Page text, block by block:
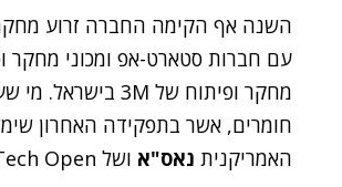
השנה אף הקימה החברה זרוע מחקר
עם חברות סטארט-אפ ומכוני
מחקר ופיתוח של 3M בישראל. מי שעומדת בראש הזרוע היא ד"ר
חומרים, אשר בתפקידה האחרון
האמריקנית נאס"א ושל Clean Tech Open, חממת הקלינטק הגדולה ביותר בארצות הברית.